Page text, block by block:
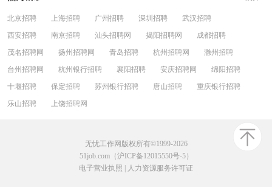
北京招聘 上海招聘 广州招聘 深圳招聘
武汉招聘
西安招聘
南京招聘 汕头招聘网 揭阳招聘网
成都招聘
茂名招聘网
扬州招聘网 青岛招聘 杭州招聘网
滁州招聘
台州招聘网
杭州银行招聘 襄阳招聘 安庆招聘网
绵阳招聘
十堰招聘
保定招聘 苏州银行招聘 唐山招聘
重庆银行招聘
乐山招聘
上饶招聘网
无忧工作网版权所有©1999-2026
51job.com（沪ICP备12015550号-5）
电子营业执照
人力资源服务许可证